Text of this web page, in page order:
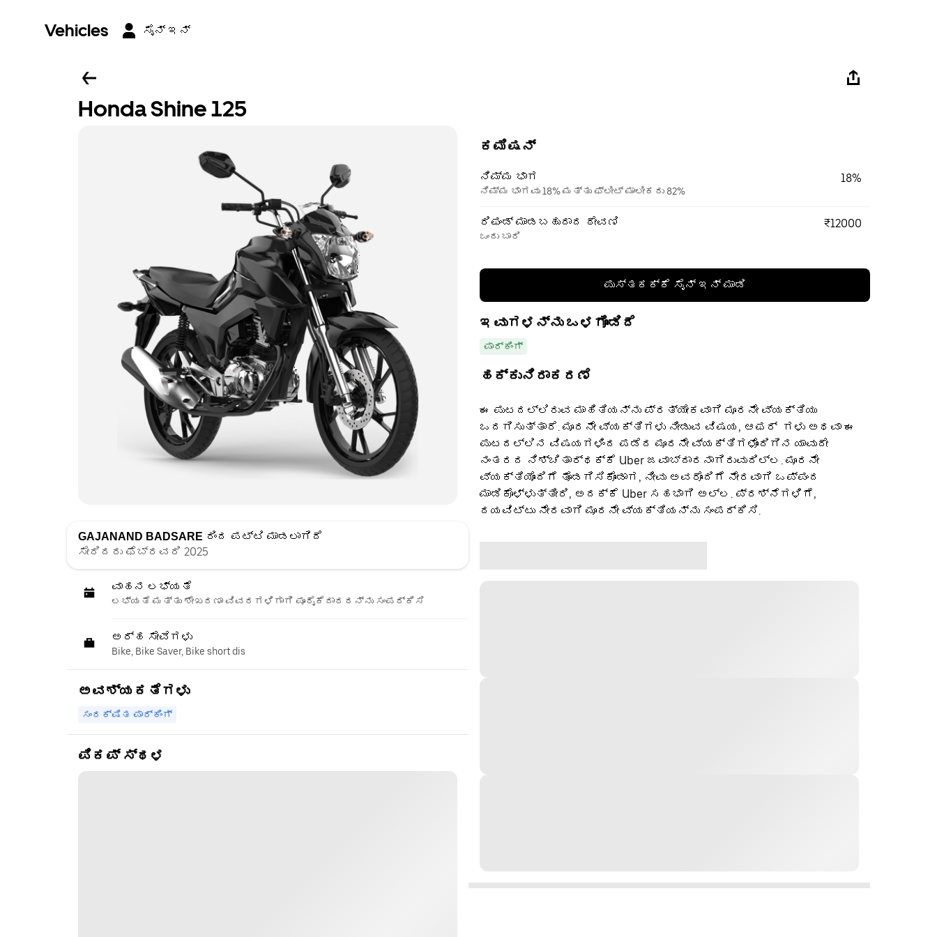
Vehicles ಸೈನ್ ಇನ್
Honda Shine 125
GAJANAND BADSARE ರಿಂದ ಪಟ್ಟಿ ಮಾಡಲಾಗಿದೆ
ಸೇರಿದರು ಫೆಬ್ರವರಿ 2025
ವಾಹನ ಲಭ್ಯತೆ
ಲಭ್ಯತೆ ಮತ್ತು ಶೇಖರಣಾ ವಿವರಗಳಿಗಾಗಿ ಪೂರೈಕೆದಾರರನ್ನು ಸಂಪರ್ಕಿಸಿ
ಅರ್ಹ ಸೇವೆಗಳು
Bike, Bike Saver, Bike short dis
ಅವಶ್ಯಕತೆಗಳು
ಸಂರಕ್ಷಿತ ಪಾರ್ಕಿಂಗ್
ಪಿಕಪ್ ಸ್ಥಳ
ಕಮಿಷನ್
ನಿಮ್ಮ ಭಾಗ
ನಿಮ್ಮ ಭಾಗವು 18% ಮತ್ತು ಫ್ಲೀಟ್ ಮಾಲೀಕರು 82%
18%
ರಿಫಂಡ್ ಮಾಡಬಹುದಾದ ಠೇವಣಿ
ಒಂದು ಬಾರಿ
₹12000
ಪುಸ್ತಕಕ್ಕೆ ಸೈನ್ ಇನ್ ಮಾಡಿ
ಇವುಗಳನ್ನು ಒಳಗೊಂಡಿದೆ
ಪಾರ್ಕಿಂಗ್
ಹಕ್ಕುನಿರಾಕರಣೆ
ಈ ಪುಟದಲ್ಲಿರುವ ಮಾಹಿತಿಯನ್ನು ಪ್ರತ್ಯೇಕವಾಗಿ ಮೂರನೇ ವ್ಯಕ್ತಿಯು
ಒದಗಿಸುತ್ತಾರೆ. ಮೂರನೇ ವ್ಯಕ್ತಿಗಳು ನೀಡುವ ವಿಷಯ, ಆಫರ್ ‌ ಗಳು ಅಥವಾ ಈ
ಪುಟದಲ್ಲಿನ ವಿಷಯಗಳಿಂದ ಪಡೆದ ಮೂರನೇ ವ್ಯಕ್ತಿಗಳೊಂದಿಗಿನ ಯಾವುದೇ
ನಂತರದ ನಿಶ್ಚಿತಾರ್ಥಕ್ಕೆ Uber ಜವಾಬ್ದಾರನಾಗಿರುವುದಿಲ್ಲ. ಮೂರನೇ
ವ್ಯಕ್ತಿಯೊಂದಿಗೆ ತೊಡಗಿಸಿಕೊಂಡಾಗ, ನೀವು ಅವರೊಂದಿಗೆ ನೇರವಾಗಿ ಒಪ್ಪಂದ
ಮಾಡಿಕೊಳ್ಳುತ್ತೀರಿ, ಅದಕ್ಕೆ Uber ಸಹಭಾಗಿ ಅಲ್ಲ. ಪ್ರಶ್ನೆಗಳಿಗೆ,
ದಯವಿಟ್ಟು ನೇರವಾಗಿ ಮೂರನೇ ವ್ಯಕ್ತಿಯನ್ನು ಸಂಪರ್ಕಿಸಿ.